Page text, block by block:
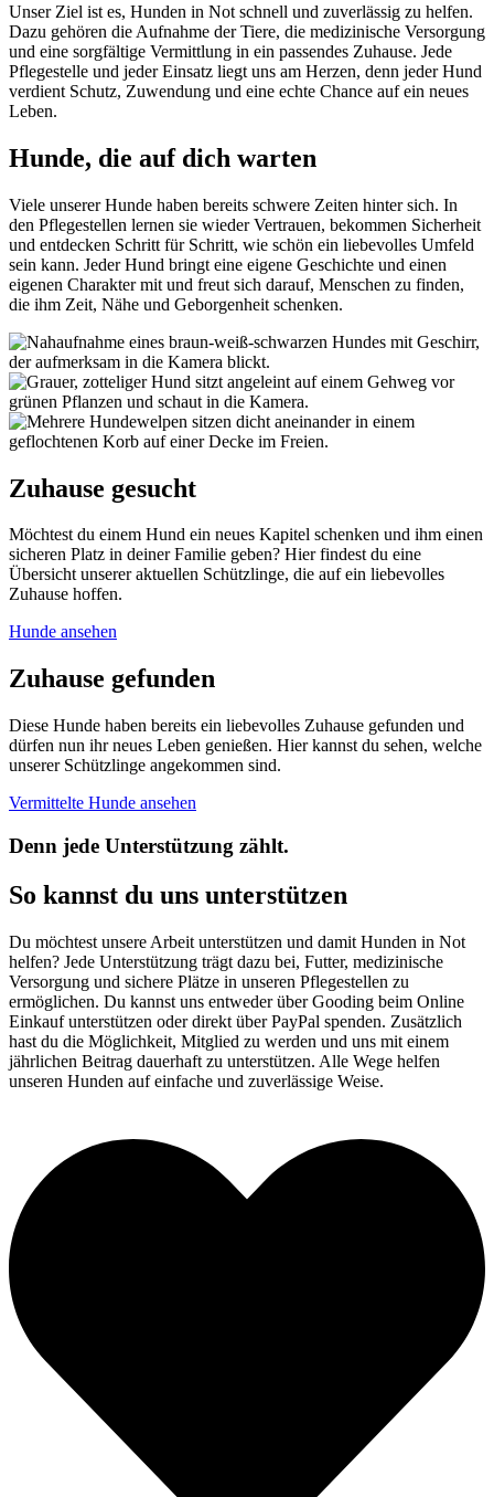
Unser Ziel ist es, Hunden in Not schnell und zuverlässig zu helfen.
Dazu gehören die Aufnahme der Tiere, die medizinische Versorgung
und eine sorgfältige Vermittlung in ein passendes Zuhause. Jede
Pflegestelle und jeder Einsatz liegt uns am Herzen, denn jeder Hund
verdient Schutz, Zuwendung und eine echte Chance auf ein neues
Leben.
Hunde, die auf dich warten
Viele unserer Hunde haben bereits schwere Zeiten hinter sich. In
den Pflegestellen lernen sie wieder Vertrauen, bekommen Sicherheit
und entdecken Schritt für Schritt, wie schön ein liebevolles Umfeld
sein kann. Jeder Hund bringt eine eigene Geschichte und einen
eigenen Charakter mit und freut sich darauf, Menschen zu finden,
die ihm Zeit, Nähe und Geborgenheit schenken.
Zuhause gesucht
Möchtest du einem Hund ein neues Kapitel schenken und ihm einen
sicheren Platz in deiner Familie geben? Hier findest du eine
Übersicht unserer aktuellen Schützlinge, die auf ein liebevolles
Zuhause hoffen.
Hunde ansehen
Zuhause gefunden
Diese Hunde haben bereits ein liebevolles Zuhause gefunden und
dürfen nun ihr neues Leben genießen. Hier kannst du sehen, welche
unserer Schützlinge angekommen sind.
Vermittelte Hunde ansehen
Denn jede Unterstützung zählt.
So kannst du uns unterstützen
Du möchtest unsere Arbeit unterstützen und damit Hunden in Not
helfen? Jede Unterstützung trägt dazu bei, Futter, medizinische
Versorgung und sichere Plätze in unseren Pflegestellen zu
ermöglichen. Du kannst uns entweder über Gooding beim Online
Einkauf unterstützen oder direkt über PayPal spenden. Zusätzlich
hast du die Möglichkeit, Mitglied zu werden und uns mit einem
jährlichen Beitrag dauerhaft zu unterstützen. Alle Wege helfen
unseren Hunden auf einfache und zuverlässige Weise.